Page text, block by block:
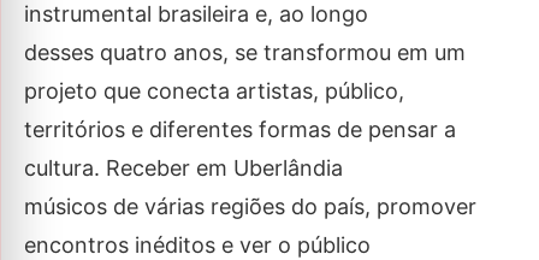
instrumental brasileira e, ao longo
desses quatro anos, se transformou em um
projeto que conecta artistas, público,
territórios e diferentes formas de pensar a
cultura. Receber em Uberlândia
músicos de várias regiões do país, promover
encontros inéditos e ver o público